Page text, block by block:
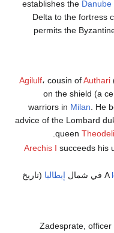
establishes the Danube
Delta to the fortress
permits the
Agilulf، cousin ofAuthari
on the shield (a
warriors in Milan. He
advice of the Lombard
queen
Arechis I succeeds his
A في شمال إيطاليا (تاريخ
- Zadesprate,